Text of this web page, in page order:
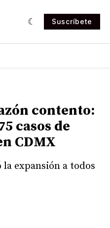
Suscríbete
contento:
casos de
CDMX
expansión a todos